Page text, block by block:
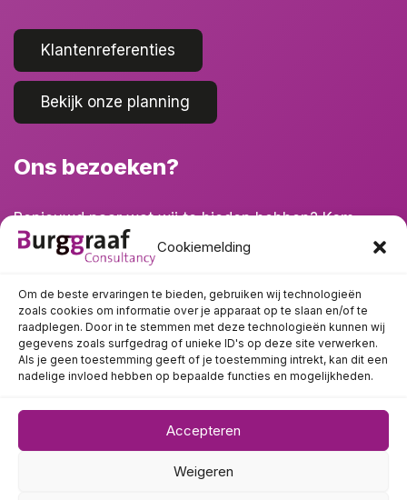
Cookiemelding
Om de beste ervaringen te bieden, gebruiken wij technologieën
zoals cookies om informatie over je apparaat op te slaan en/of te
raadplegen. Door in te stemmen met deze technologieën kunnen wij
gegevens zoals surfgedrag of unieke ID's op deze site verwerken.
Als je geen toestemming geeft of je toestemming intrekt, kan dit een
nadelige invloed hebben op bepaalde functies en mogelijkheden.
Accepteren
Weigeren
Klantenreferenties
Bekijk onze planning
Ons bezoeken?
Benieuwd naar wat wij te bieden hebben? Kom
eens langs!